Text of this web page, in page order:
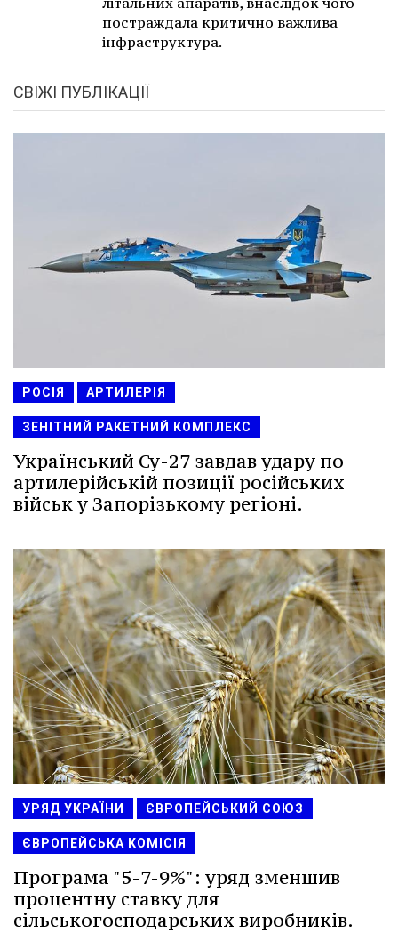
постраждала критично важлива
інфраструктура.
СВІЖІ ПУБЛІКАЦІЇ
РОСІЯ АРТИЛЕРІЯ
ЗЕНІТНИЙ РАКЕТНИЙ КОМПЛЕКС
Український Су-27 завдав удару по
артилерійській позиції російських
військ у Запорізькому регіоні.
УРЯД УКРАЇНИ ЄВРОПЕЙСЬКИЙ СОЮЗ
ЄВРОПЕЙСЬКА КОМІСІЯ
Програма "5-7-9%": уряд зменшив
процентну ставку для
сільськогосподарських виробників.